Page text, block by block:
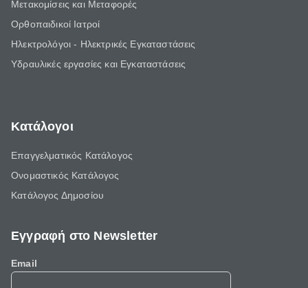
Μετακομίσεις και Μεταφορές
Ορθοπαιδικοί Ιατροί
Ηλεκτρολόγοι - Ηλεκτρικές Εγκαταστάσεις
Υδραυλικές εργασίες και Εγκαταστάσεις
Κατάλογοι
Επαγγελματικός Κατάλογος
Ονομαστικός Κατάλογος
Κατάλογος Δημοσίου
Εγγραφή στο Newsletter
Email